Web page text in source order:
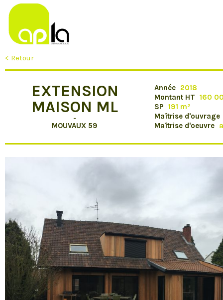
< Retour
EXTENSION
MAISON ML
-
MOUVAUX 59
Année 2018
Montant HT 160
SP 191 m²
Maîtrise d'ouvrage
Maîtrise d'oeuvre